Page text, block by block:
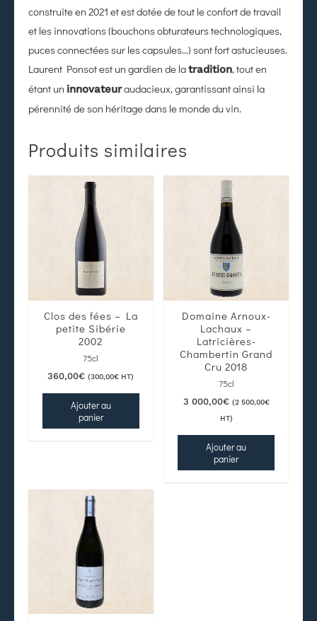
construite en 2021 et est dotée de tout le confort de travail
et les innovations (bouchons obturateurs technologiques,
puces connectées sur les capsules…) sont fort astucieuses.
Laurent Ponsot est un gardien de latradition, tout en
étant un innovateuraudacieux, garantissant ainsi la
pérennité de son héritage dans le monde du vin.
Produits similaires
Clos des fées – La
petite Sibérie
2002
75cl
360,00€ (300,00€ HT)
Ajouter au
panier
Domaine Arnoux-
Lachaux –
Latricières-
Chambertin Grand
Cru 2018
75cl
3 000,00€ (2 500,00€
HT)
Ajouter au
panier